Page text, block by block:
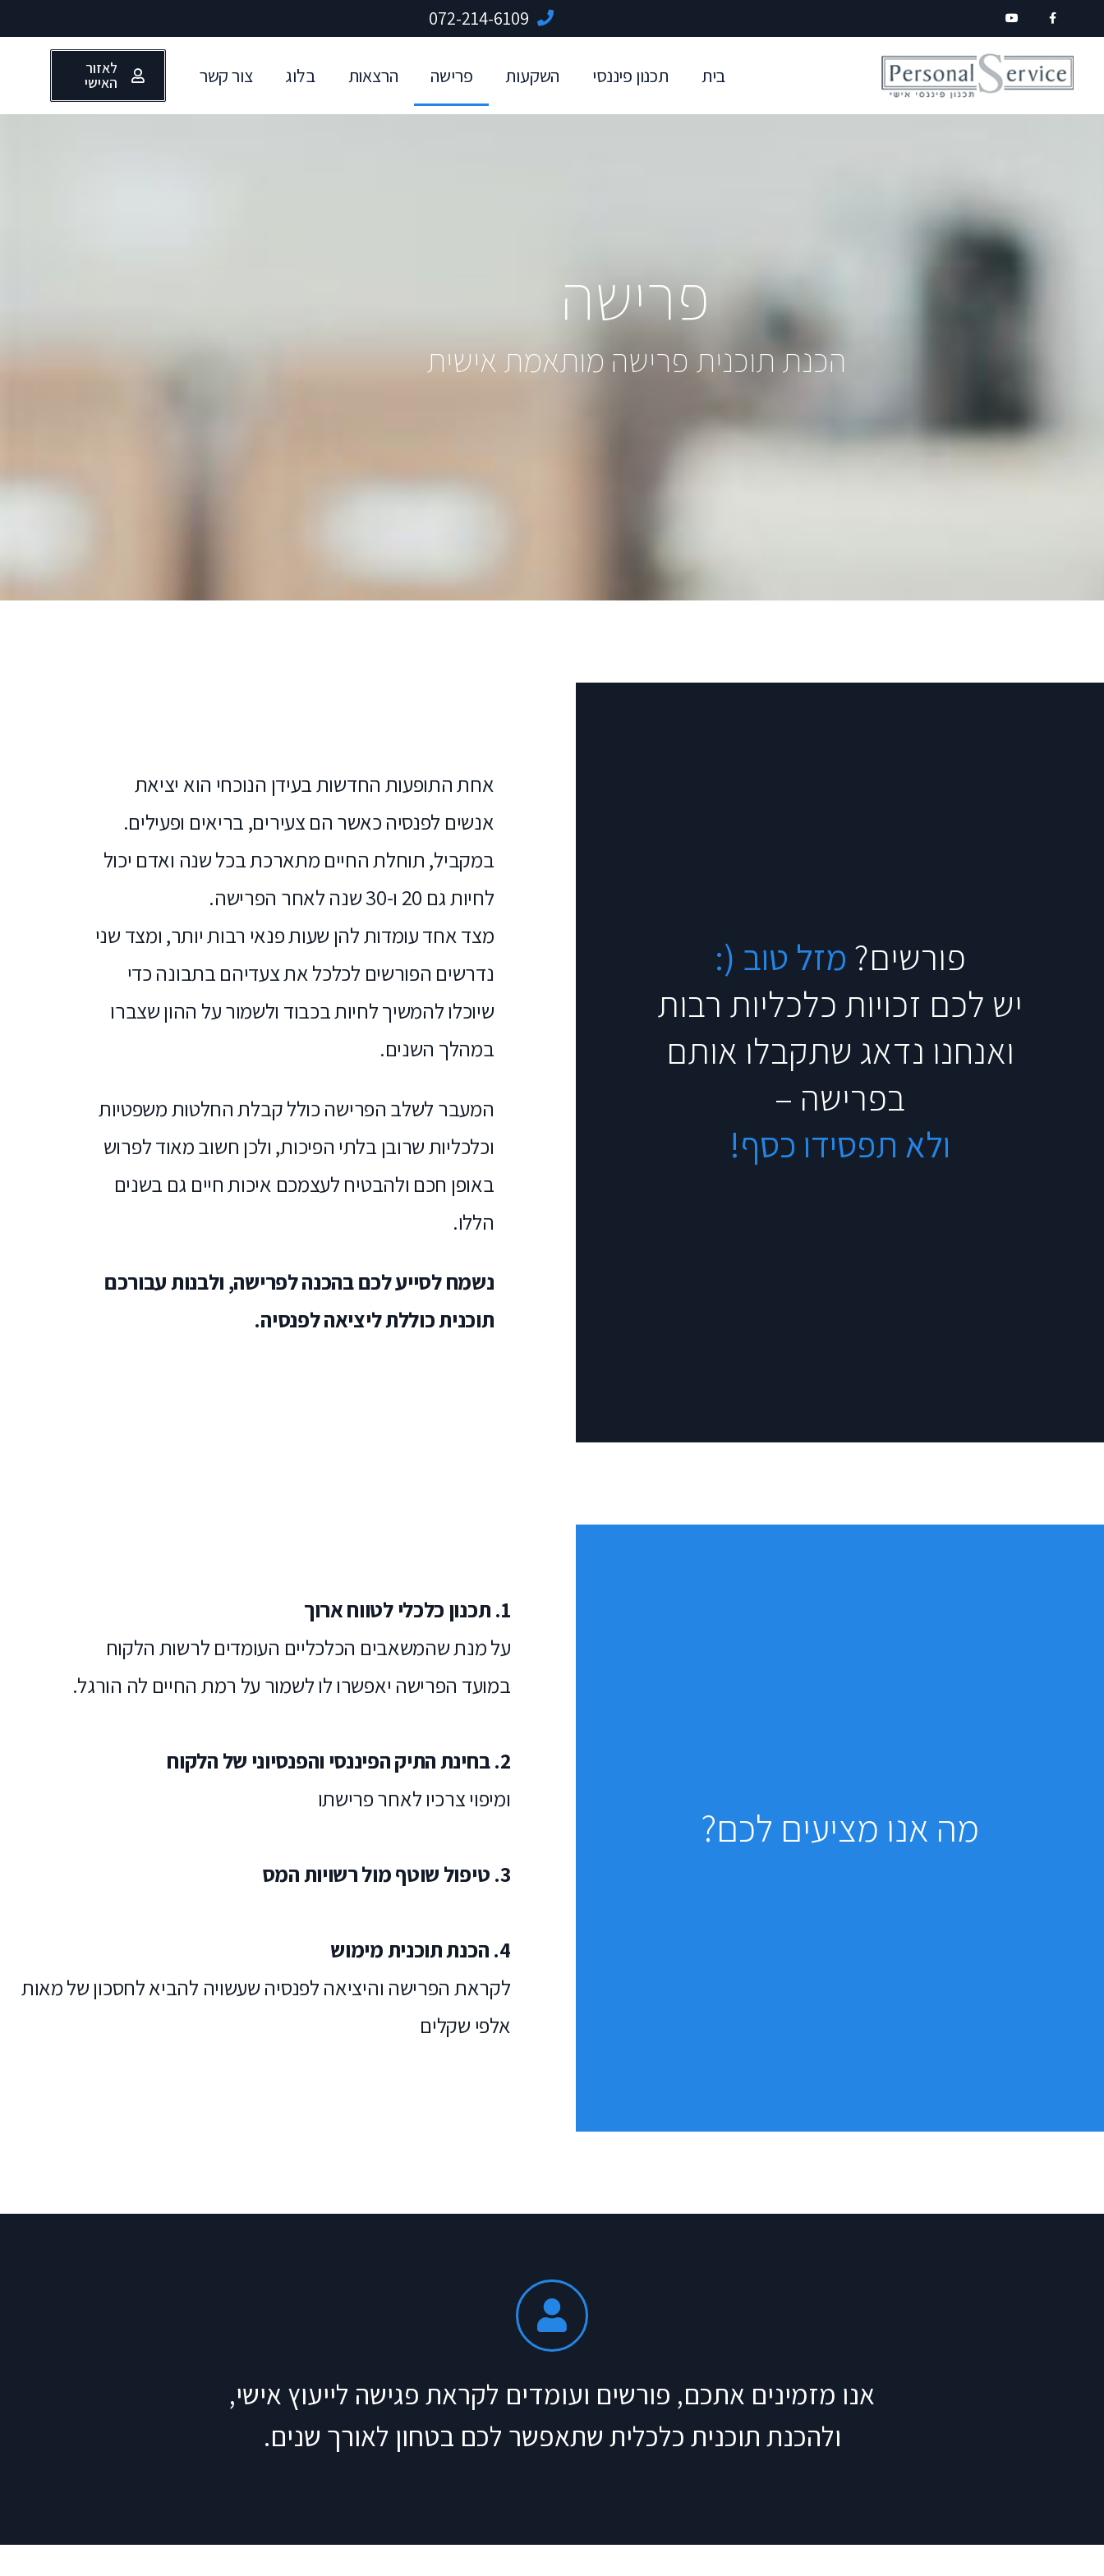
072-214-6109
בית תכנון פיננסי השקעות פרישה הרצאות בלוג צור קשר לאזור
האישי
פרישה
הכנת תוכנית פרישה מותאמת אישית
פורשים? מזל טוב (:
יש לכם זכויות כלכליות רבות
ואנחנו נדאג שתקבלו אותם
בפרישה –
ולא תפסידו כסף!
אחת התופעות החדשות בעידן הנוכחי הוא יציאת
אנשים לפנסיה כאשר הם צעירים, בריאים ופעילים.
במקביל, תוחלת החיים מתארכת בכל שנה ואדם יכול
לחיות גם 20 ו-30 שנה לאחר הפרישה.
מצד אחד עומדות להן שעות פנאי רבות יותר, ומצד שני
נדרשים הפורשים לכלכל את צעדיהם בתבונה כדי
שיוכלו להמשיך לחיות בכבוד ולשמור על ההון שצברו
במהלך השנים.
המעבר לשלב הפרישה כולל קבלת החלטות משפטיות
וכלכליות שרובן בלתי הפיכות, ולכן חשוב מאוד לפרוש
באופן חכם ולהבטיח לעצמכם איכות חיים גם בשנים
הללו.
נשמח לסייע לכם בהכנה לפרישה, ולבנות עבורכם
תוכנית כוללת ליציאה לפנסיה.
מה אנו מציעים לכם?
1. תכנון כלכלי לטווח ארוך
על מנת שהמשאבים הכלכליים העומדים לרשות הלקוח
במועד הפרישה יאפשרו לו לשמור על רמת החיים לה הורגל.
2. בחינת התיק הפיננסי והפנסיוני של הלקוח
ומיפוי צרכיו לאחר פרישתו
3. טיפול שוטף מול רשויות המס
4. הכנת תוכנית מימוש
לקראת הפרישה והיציאה לפנסיה שעשויה להביא לחסכון של מאות
אלפי שקלים
אנו מזמינים אתכם, פורשים ועומדים לקראת פגישה לייעוץ אישי,
ולהכנת תוכנית כלכלית שתאפשר לכם בטחון לאורך שנים.